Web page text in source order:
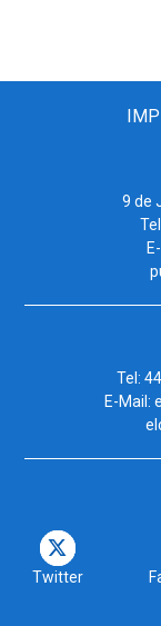
9 de
Tel:
E-Mail:
Twitter